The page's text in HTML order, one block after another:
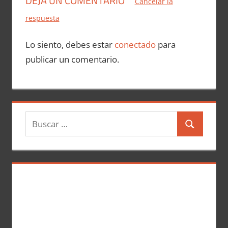
respuesta
Lo siento, debes estar conectadopara
publicar un comentario.
u
s
c
B
s